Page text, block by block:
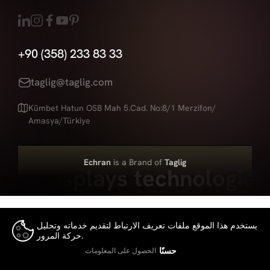
+90 (358) 233 83 33
taglig@taglig.com
Kümbet Hatun OSB Mah 5.Cad. No:8/1 Merzifon/
Amasya/Türkiye
Echran is a Brand of Taglig
Led displays technologies
يستخدم هذا الموقع ملفات تعريف الارتباط لتقديم خدماته وتحليل
حركة المرور.
الحصول على المعلومات حسنًا